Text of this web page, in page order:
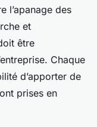
l’apanage des
et
être
Chaque
d’apporter de
prises en